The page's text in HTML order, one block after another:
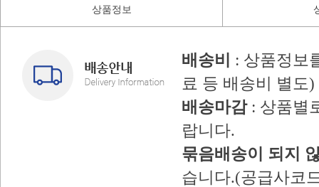
상품정보
배송비
: 상품정보
료 등 배송비 별도)
배송마감: 상품별
랍니다.
묶음배송이 되지
습니다.(공급사코